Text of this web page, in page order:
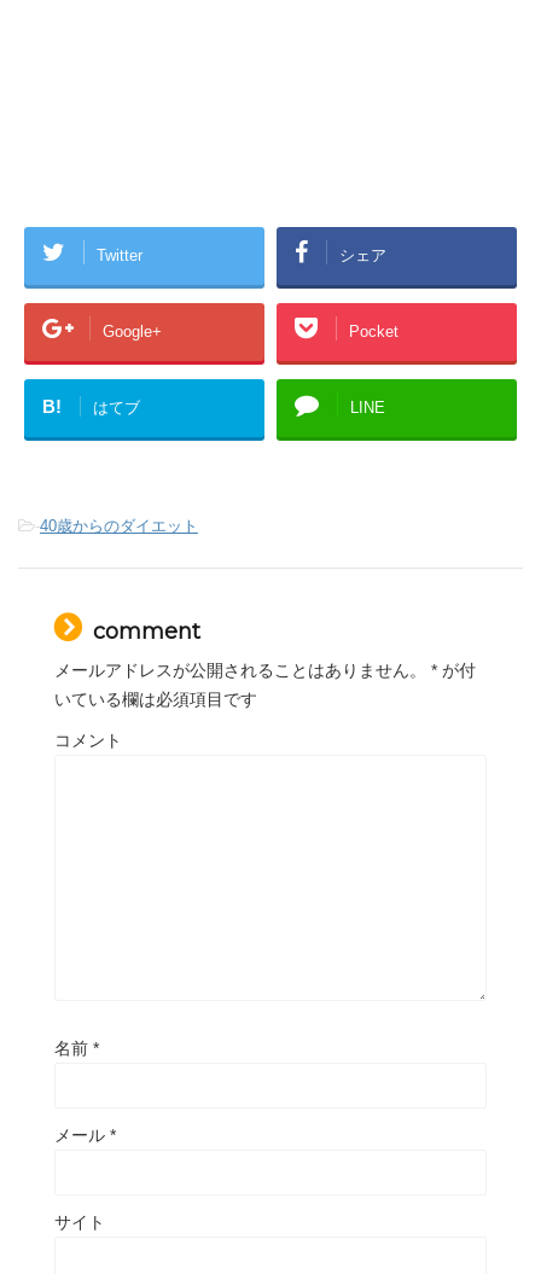
Twitter シェア
Google+ Pocket
B! はてブ LINE
-40歳からのダイエット
comment
メールアドレスが公開されることはありません。 * が付
いている欄は必須項目です
コメント
名前 *
メール *
サイト